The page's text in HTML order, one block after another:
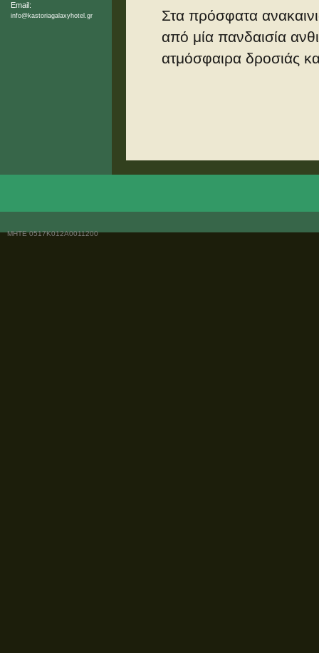
Στα πρόσφατα
από μία πανδαισία
ατμόσφαιρα δροσιάς
Email:
info@kastoriagalaxyhotel.gr
MHTE 0517Κ012Α0011200